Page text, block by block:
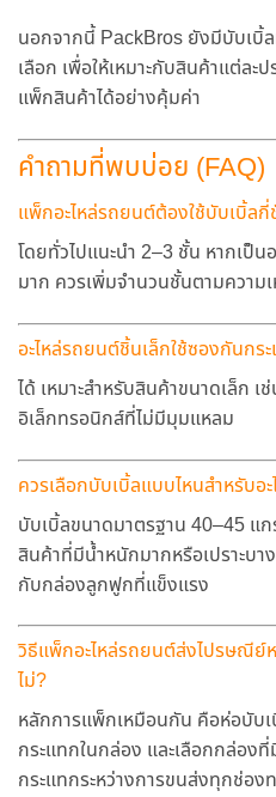
นอกจากนี้ PackBros ยังมีบับเบิ้
เลือก เพื่อให้เหมาะกับสินค้าแต่ล
แพ็กสินค้าได้อย่างคุ้มค่า
คำถามที่พบบ่อย (FAQ)
แพ็กอะไหล่รถยนต์ต้องใช้บับเบิ้ล
โดยทั่วไปแนะนำ 2–3 ชั้น หากเป็น
มาก ควรเพิ่มจำนวนชั้นตามความ
อะไหล่รถยนต์ชิ้นเล็กใช้ซองกันกร
ได้ เหมาะสำหรับสินค้าขนาดเล็ก เ
อิเล็กทรอนิกส์ที่ไม่มีมุมแหลม
ควรเลือกบับเบิ้ลแบบไหนสำหรับอ
บับเบิ้ลขนาดมาตรฐาน 40–45 แ
สินค้าที่มีน้ำหนักมากหรือเปราะบา
กับกล่องลูกฟูกที่แข็งแรง
วิธีแพ็กอะไหล่รถยนต์ส่งไปรษณี
ไม่?
หลักการแพ็กเหมือนกัน คือห่อบับ
กระแทกในกล่อง และเลือกกล่อง
กระแทกระหว่างการขนส่งทุกช่อง